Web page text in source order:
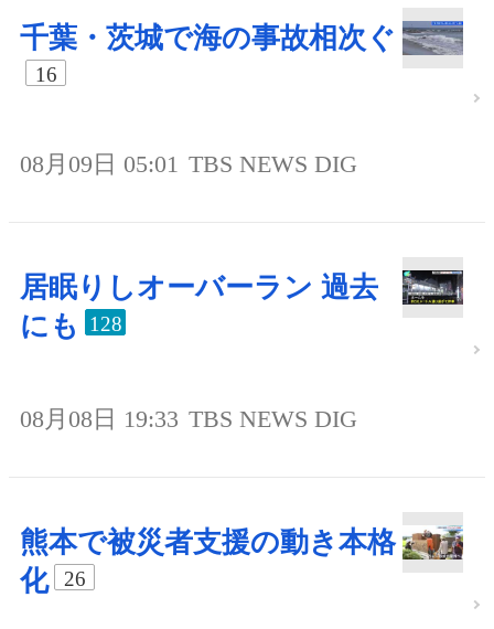
千葉・茨城で海の事故相次ぐ
16
08月09日 05:01 TBS NEWS DIG
居眠りしオーバーラン 過去
にも
128
08月08日 19:33 TBS NEWS DIG
熊本で被災者支援の動き本格
化
26